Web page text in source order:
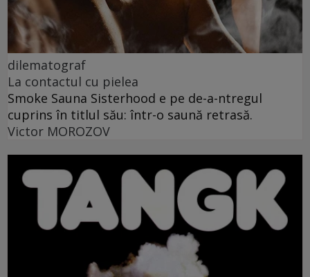
dilematograf
La contactul cu pielea
Smoke Sauna Sisterhood e pe de-a-ntregul
cuprins în titlul său: într-o saună retrasă.
Victor MOROZOV